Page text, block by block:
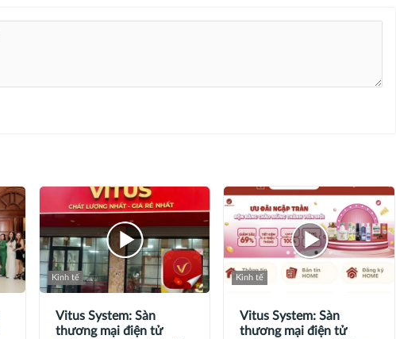
Kinh tế
Vitus System: Sàn
thương mại điện tử
Kinh tế
Vitus System: Sàn
thương mại điện tử